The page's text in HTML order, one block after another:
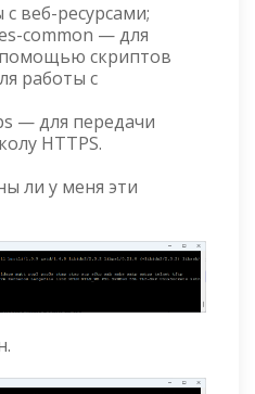
веб-ресурсами;
common — для
скриптов
работы с
— для передачи
HTTPS.
ли у меня эти